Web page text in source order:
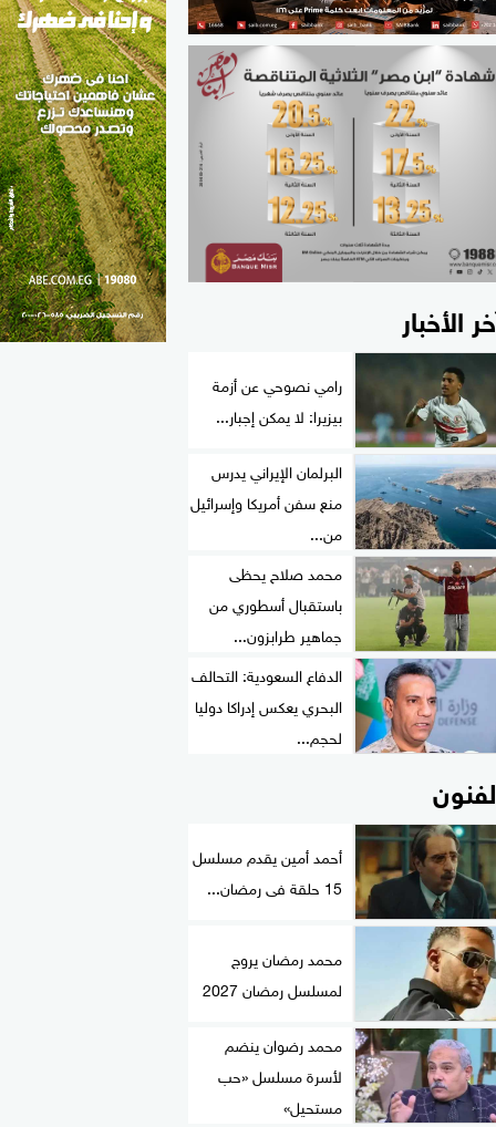
الأخبار
رامي نصوحي عن أزمة
بيزيرا: لا يمكن إجبار...
البرلمان الإيراني يدرس
منع سفن أمريكا وإسرائيل
من...
محمد صلاح يحظى
باستقبال أسطوري من
جماهير طرابزون...
الدفاع السعودية: التحالف
البحري يعكس إدراكا دوليا
لحجم...
أحمد أمين يقدم مسلسل
15 حلقة فى رمضان...
محمد رمضان يروج
لمسلسل رمضان 2027
محمد رضوان ينضم
لأسرة مسلسل «حب
مستحيل»